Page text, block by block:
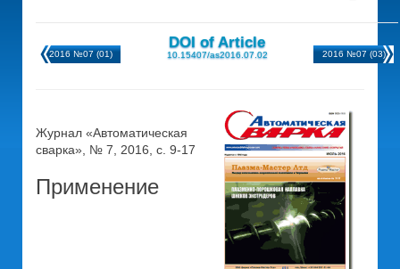
2016 №07 (01)
DOI of Article
10.15407/as2016.07.02 2016 №07 (03)
Журнал «Автоматическая
сварка», № 7, 2016, с. 9-17
Применение